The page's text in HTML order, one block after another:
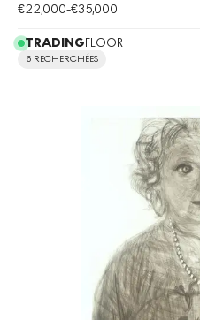
€22,000-€35,000
TRADINGFLOOR
6 RECHERCHÉES